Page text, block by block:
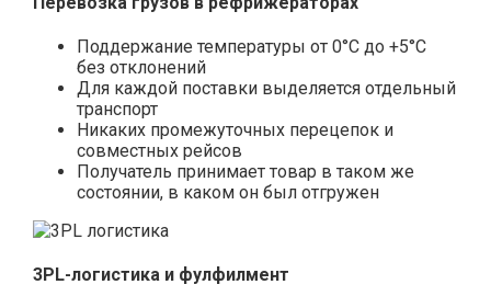
Поддержание температуры от 0°С до +5°С
без отклонений
Для каждой поставки выделяется отдельный
транспорт
Никаких промежуточных перецепок и
совместных рейсов
Получатель принимает товар в таком же
состоянии, в каком он был отгружен
3PL-логистика и фулфилмент